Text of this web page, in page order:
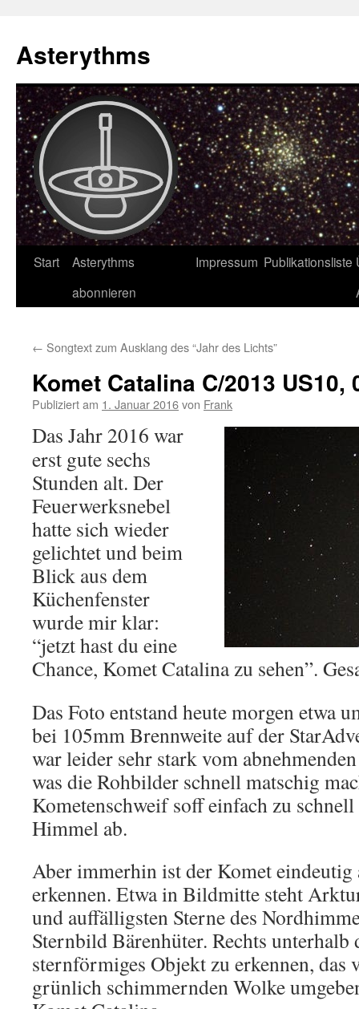
Asterythms
Zum
Start
Asterythms
abonnieren
Impressum Publikationsliste
← Songtext zum Ausklang des “Jahr des Lichts”
Komet Catalina C/2013 US10,
Publiziert am 1. Januar 2016von Frank
Das Jahr 2016 war
erst gute sechs
Stunden alt. Der
Feuerwerksnebel
hatte sich wieder
gelichtet und beim
Blick aus dem
Küchenfenster
wurde mir klar:
“jetzt hast du eine
Chance, Komet Catalina zu sehen”.
Das Foto entstand heute morgen etwa
bei 105mm Brennweite auf der
war leider sehr stark vom
was die Rohbilder schnell matschig
Kometenschweif soff einfach zu
Himmel ab.
Aber immerhin ist der Komet eindeutig
erkennen. Etwa in Bildmitte steht
und auffälligsten Sterne des
Sternbild Bärenhüter. Rechts unterhalb
sternförmiges Objekt zu erkennen, das
grünlich schimmernden Wolke